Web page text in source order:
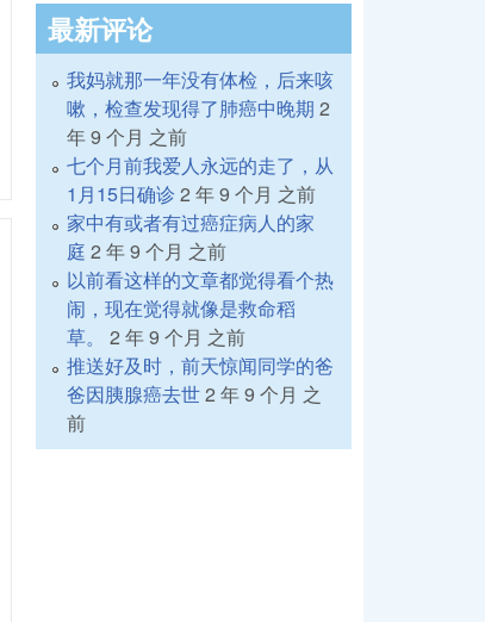
最新评论
我妈就那一年没有体检，后来咳
嗽，检查发现得了肺癌中晚期 2
年 9 个月 之前
七个月前我爱人永远的走了，从
1月15日确诊 2 年 9 个月 之前
家中有或者有过癌症病人的家
庭 2 年 9 个月 之前
以前看这样的文章都觉得看个热
闹，现在觉得就像是救命稻
草。
2 年 9 个月 之前
推送好及时，前天惊闻同学的爸
爸因胰腺癌去世2 年 9 个月 之
前